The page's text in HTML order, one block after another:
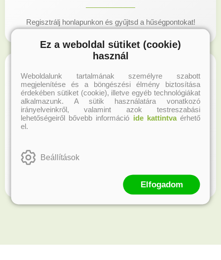
Regisztrálj honlapunkon és gyűjtsd a hűségpontokat!
Értesülj elsőként újdonságainkról és akcióinkról.
Ez a weboldal sütiket (cookie)
használ
Weboldalunk tartalmának személyre szabott
megjelenítése és a böngészési élmény biztosítása
érdekében sütiket (cookie), illetve egyéb technológiákat
alkalmazunk. A sütik használatára vonatkozó
irányelveinkről, valamint azok testreszabási
lehetőségeiről bővebb információ ide kattintvaérhető
el.
Beállítások
Elfogadom